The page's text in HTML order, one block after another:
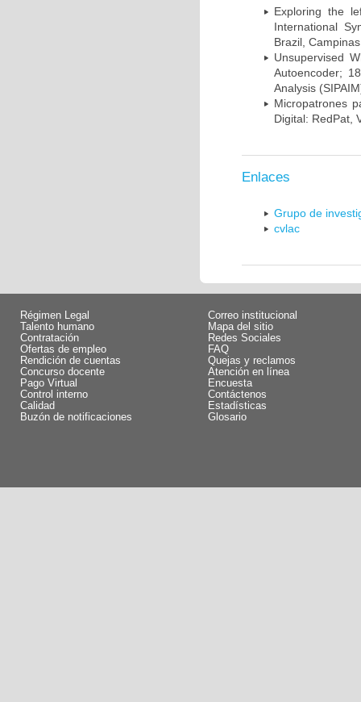
Exploring the
International
Brazil,
Unsupervised
Autoencoder;
Analysis
Micropatrones
Digital: RedPat,
Enlaces
Grupo de
cvlac
Régimen Legal
Talento humano
Contratación
Ofertas de empleo
Rendición de cuentas
Concurso docente
Pago Virtual
Control interno
Calidad
Buzón de notificaciones
Correo institucional
Mapa del sitio
Redes Sociales
FAQ
Quejas y reclamos
Atención en línea
Encuesta
Contáctenos
Estadísticas
Glosario